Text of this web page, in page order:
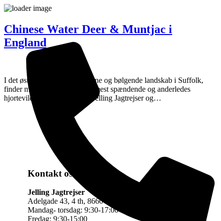
Chinese Water Deer & Muntjac i
England
I det østlige England, i det åbne og bølgende landskab i Suffolk,
finder man nogle af Europas mest spændende og anderledes
hjortevildtarter. Her tilbyder Jelling Jagtrejser og…
Kontakt os
Jelling Jagtrejser
Adelgade 43, 4 th, 8660 Skanderborg
Mandag- torsdag: 9:30-17:00
Fredag: 9:30-15:00